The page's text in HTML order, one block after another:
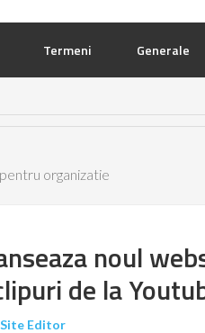
Termeni Generale
organizatie
noul
de la
Site Editor